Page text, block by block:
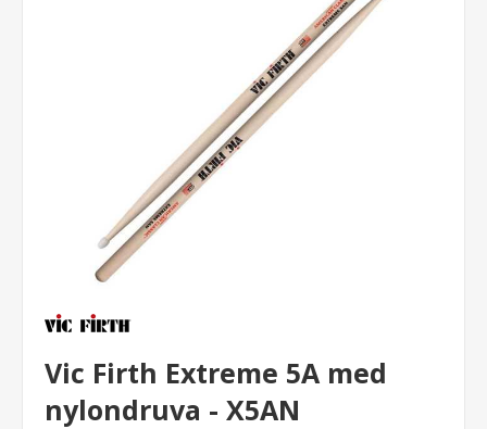
Vic Firth Extreme 5A med
nylondruva - X5AN